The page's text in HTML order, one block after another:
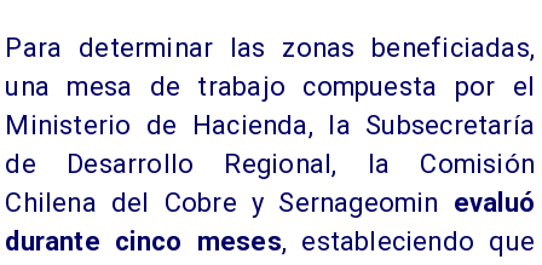
​Para determinar las zonas beneficiadas,
una mesa de trabajo compuesta por el
Ministerio de Hacienda, la Subsecretaría
de Desarrollo Regional, la Comisión
Chilena del Cobre y Sernageomin evaluó
durante cinco meses, estableciendo que